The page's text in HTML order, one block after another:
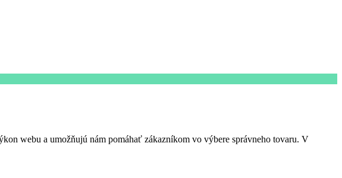
webu a umožňujú nám pomáhať zákazníkom vo výbere správneho tovaru. V